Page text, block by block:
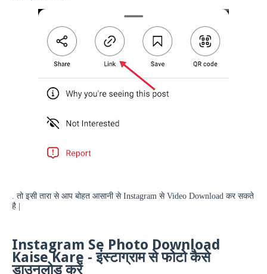
. तो इसी तारा से आप बोहत आसानी से Instagram से Video Download कर सकते
है |
Instagram Se Photo Download
Kaise Kare - इंस्टाग्राम से फोटो कैसे
डाउनलोड करें